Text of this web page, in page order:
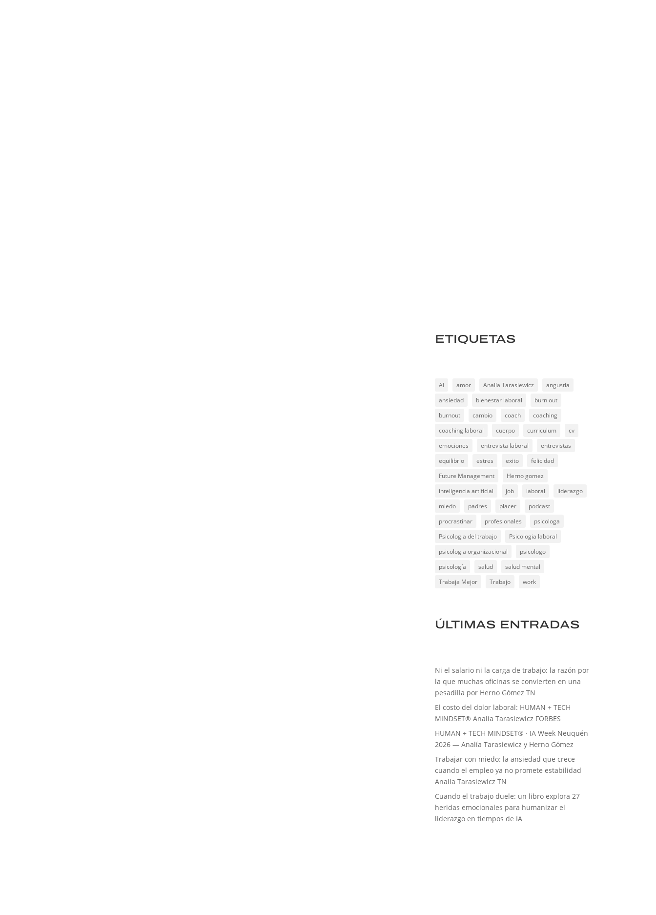
ETIQUETAS
AI amor Analía Tarasiewicz
angustia
ansiedad
bienestar laboral
burn out
burnout
cambio coach
coaching
coaching laboral
cuerpo curriculum
cv
emociones
entrevista laboral
entrevistas
equilibrio
estres exito
felicidad
Future Management
Herno gomez
inteligencia artificial
job laboral
liderazgo
miedo
padres placer
podcast
procrastinar
profesionales
psicologa
Psicologia del trabajo
Psicologia laboral
psicologia organizacional
psicologo
psicología
salud
salud mental
Trabaja Mejor
Trabajo work
ÚLTIMAS ENTRADAS
Ni el salario ni la carga de trabajo: la razón por
la que muchas oficinas se convierten en una
pesadilla por Herno Gómez TN
El costo del dolor laboral: HUMAN + TECH
MINDSET® Analía Tarasiewicz FORBES
HUMAN + TECH MINDSET® · IA Week Neuquén
2026 — Analía Tarasiewicz y Herno Gómez
Trabajar con miedo: la ansiedad que crece
cuando el empleo ya no promete estabilidad
Analía Tarasiewicz TN
Cuando el trabajo duele: un libro explora 27
heridas emocionales para humanizar el
liderazgo en tiempos de IA